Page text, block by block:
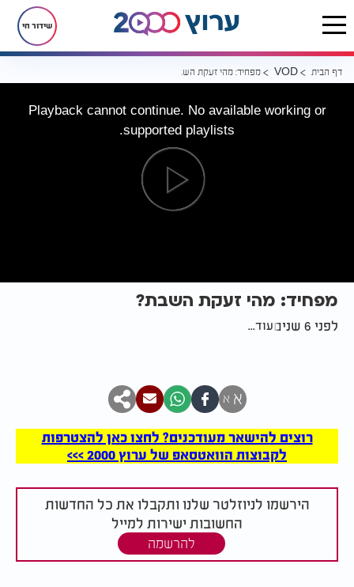
שידור חי
דף הבית VOD מפחיד: מהי זעקת השבת?
Playback cannot continue. No available working or
supported playlists.
מפחיד: מהי זעקת השבת?
לפני 6 שנים עוד...
א א
רוצים להישאר מעודכנים? לחצו כאן להצטרפות
לקבוצות הוואטסאפ של ערוץ 2000 >>>
הירשמו לניוזלטר שלנו ותקבלו את כל החדשות
החשובות ישירות למייל
להרשמה